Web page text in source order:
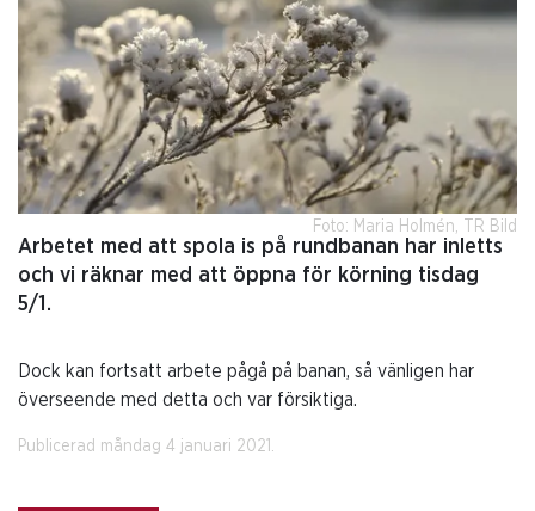
Foto: Maria Holmén, TR Bild
Arbetet med att spola is på rundbanan har inletts
och vi räknar med att öppna för körning tisdag
5/1.
Dock kan fortsatt arbete pågå på banan, så vänligen har
överseende med detta och var försiktiga.
Publicerad måndag 4 januari 2021.